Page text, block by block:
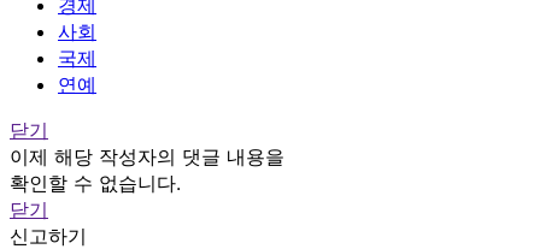
사회
국제
연예
닫기
이제 해당 작성자의 댓글 내용을
확인할 수 없습니다.
닫기
신고하기